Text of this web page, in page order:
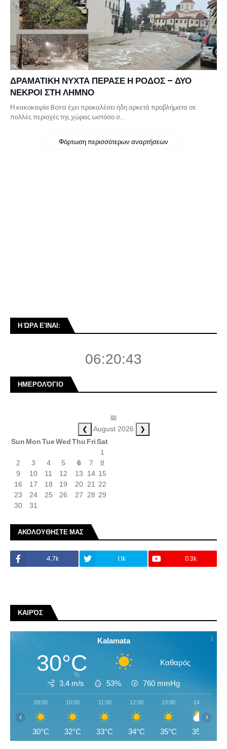
ΔΡΑΜΑΤΙΚΗ ΝΥΧΤΑ ΠΕΡΑΣΕ Η ΡΟΔΟΣ – ΔΥΟ
ΝΕΚΡΟΙ ΣΤΗ ΛΗΜΝΟ
Η κακοκαιρία Bora έχει προκαλέσει ήδη αρκετά προβλήματα σε
πολλές περιοχές της χώρας ωστόσο σ…
Φόρτωση περισσότερων αναρτήσεων
Η ΏΡΑ ΕΊΝΑΙ:
06:20:44
ΗΜΕΡΟΛΌΓΙΟ
📅
❮ August 2026 ❯
Sun MonTueWedThu FriSat
1
2
3 4 5 6 7
8
9
10 11 12 13 14 15
16
17 18 19 20 21 22
23
24 25 26 27 28 29
30
31
ΑΚΟΛΟΥΘΗΣΤΕ ΜΑΣ
4.7k 1.1k 0.3k
ΚΑΙΡΌΣ
Kalamata
30°C Καθαρός
3.4 m/s 53% 760 mmHg
09:00
30°C
10:00
32°C
11:00
33°C
12:00
34°C
13:00
35°C
14:00
35°C
‹ ›